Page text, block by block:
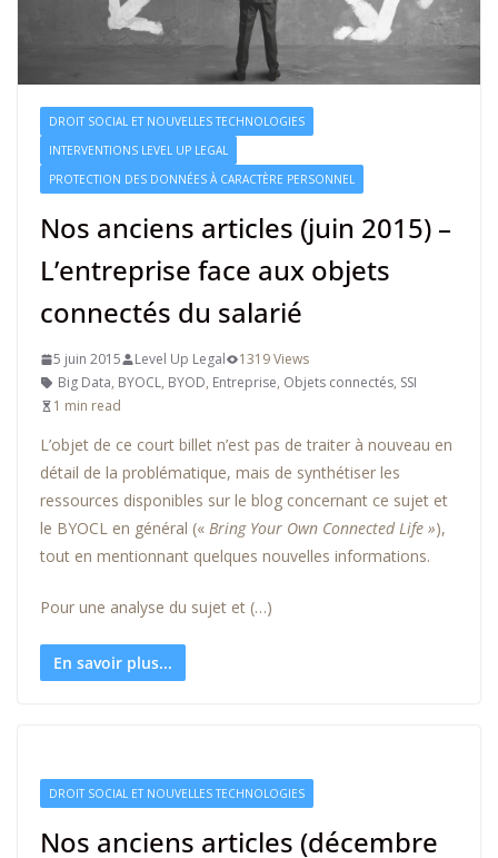
DROIT SOCIAL ET NOUVELLES TECHNOLOGIES
INTERVENTIONS LEVEL UP LEGAL
PROTECTION DES DONNÉES À CARACTÈRE PERSONNEL
Nos anciens articles (juin 2015) –
L’entreprise face aux objets
connectés du salarié
5 juin 2015 Level Up Legal
1319 Views
Big Data, BYOCL, BYOD, Entreprise, Objets connectés, SSI
1 min read
L’objet de ce court billet n’est pas de traiter à nouveau en
détail de la problématique, mais de synthétiser les
ressources disponibles sur le blog concernant ce sujet et
le BYOCL en général (« Bring Your Own Connected Life »),
tout en mentionnant quelques nouvelles informations.
Pour une analyse du sujet et (…)
En savoir plus...
DROIT SOCIAL ET NOUVELLES TECHNOLOGIES
Nos anciens articles (décembre